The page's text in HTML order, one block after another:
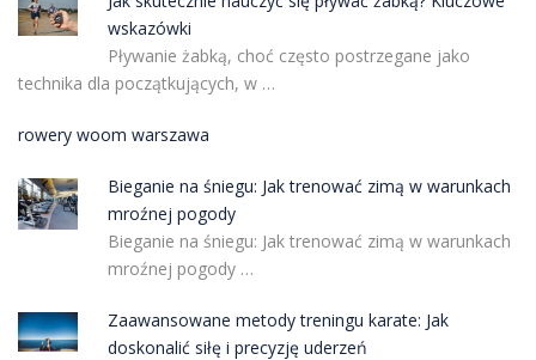
wskazówki
Pływanie żabką, choć często postrzegane jako
technika dla początkujących, w …
rowery woom warszawa
Bieganie na śniegu: Jak trenować zimą w warunkach
mroźnej pogody
Bieganie na śniegu: Jak trenować zimą w warunkach
mroźnej pogody …
Zaawansowane metody treningu karate: Jak
doskonalić siłę i precyzję uderzeń